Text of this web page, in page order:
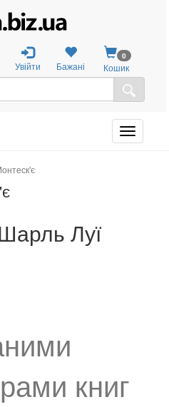
Увійти Бажані
0
Кошик
Луї
книг